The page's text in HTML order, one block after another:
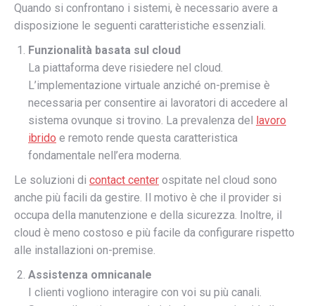
Quando si confrontano i sistemi, è necessario avere a
disposizione le seguenti caratteristiche essenziali.
Funzionalità basata sul cloud
La piattaforma deve risiedere nel cloud.
L’implementazione virtuale anziché on-premise è
necessaria per consentire ai lavoratori di accedere al
sistema ovunque si trovino. La prevalenza del lavoro
ibrido e remoto rende questa caratteristica
fondamentale nell’era moderna.
Le soluzioni di contact center ospitate nel cloud sono
anche più facili da gestire. Il motivo è che il provider si
occupa della manutenzione e della sicurezza. Inoltre, il
cloud è meno costoso e più facile da configurare rispetto
alle installazioni on-premise.
Assistenza omnicanale
I clienti vogliono interagire con voi su più canali.